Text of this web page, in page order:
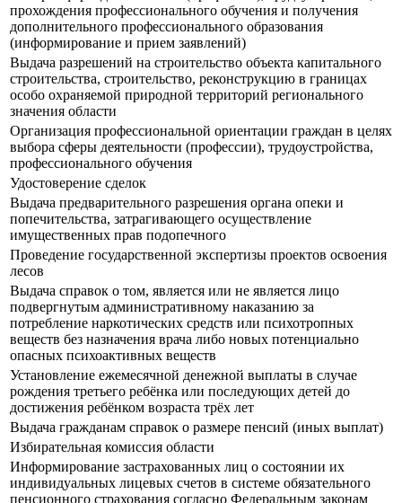
прохождения профессионального обучения и получения
дополнительного профессионального образования
(информирование и прием заявлений)
Выдача разрешений на строительство объекта капитального
строительства, строительство, реконструкцию в границах
особо охраняемой природной территорий регионального
значения области
Организация профессиональной ориентации граждан в целях
выбора сферы деятельности (профессии), трудоустройства,
профессионального обучения
Удостоверение сделок
Выдача предварительного разрешения органа опеки и
попечительства, затрагивающего осуществление
имущественных прав подопечного
Проведение государственной экспертизы проектов освоения
лесов
Выдача справок о том, является или не является лицо
подвергнутым административному наказанию за
потребление наркотических средств или психотропных
веществ без назначения врача либо новых потенциально
опасных психоактивных веществ
Установление ежемесячной денежной выплаты в случае
рождения третьего ребёнка или последующих детей до
достижения ребёнком возраста трёх лет
Выдача гражданам справок о размере пенсий (иных выплат)
Избирательная комиссия области
Информирование застрахованных лиц о состоянии их
индивидуальных лицевых счетов в системе обязательного
пенсионного страхования согласно Федеральным законам